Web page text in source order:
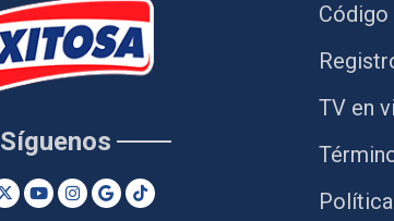
Síguenos
TV en